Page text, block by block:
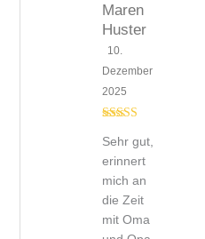
5von 5
Maren
Huster
10.
Dezember
2025
Sehr gut,
erinnert
mich an
die Zeit
mit Oma